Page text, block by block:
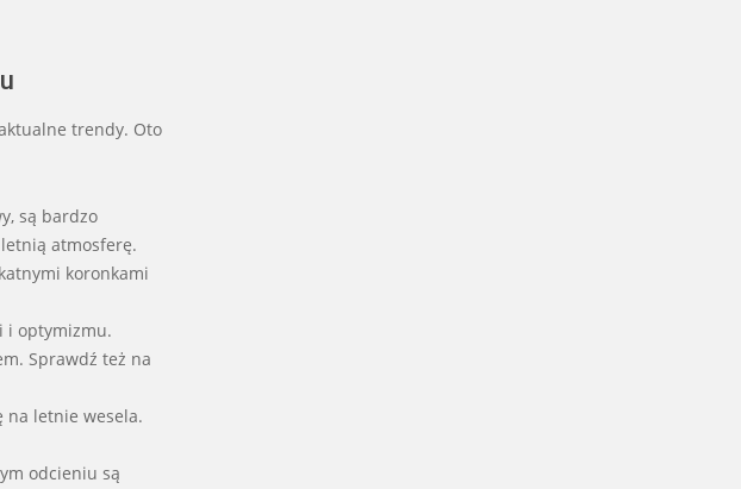
trendy. Oto
są bardzo
atmosferę.
koronkami
i optymizmu.
Sprawdź też na
na letnie wesela.
odcieniu są